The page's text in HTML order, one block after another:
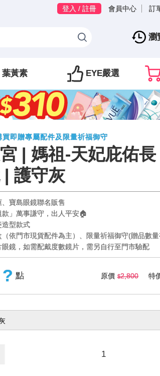
登入 / 註冊 會員中心 訂
瀏
葉黃素 EYE嚴選
買即贈專屬配件及限量祈福御守
| 媽祖-天妃庇佑長
| 護守灰
寶島眼鏡聯名販售
」萬事謙守，出人平安🏠
造型款式
依門市現貨配件為主）、限量祈福御守(贈品數
鏡，如需配戴度數鏡片，需另自行至門市驗配
? 點 原價 2,800 特